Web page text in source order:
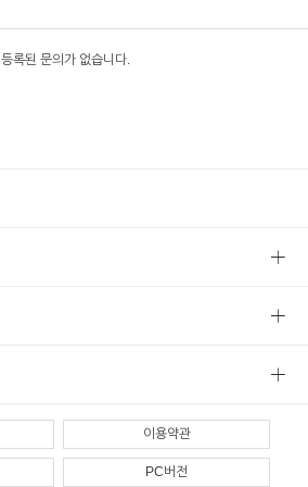
등록된 문의가 없습니다.
이용약관
PC버전